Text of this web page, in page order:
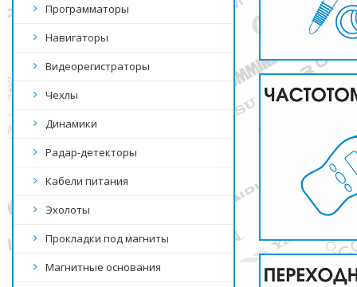
Программаторы
Навигаторы
Видеорегистраторы
Чехлы
Динамики
Радар-детекторы
Кабели питания
Эхолоты
Прокладки под магниты
Магнитные основания